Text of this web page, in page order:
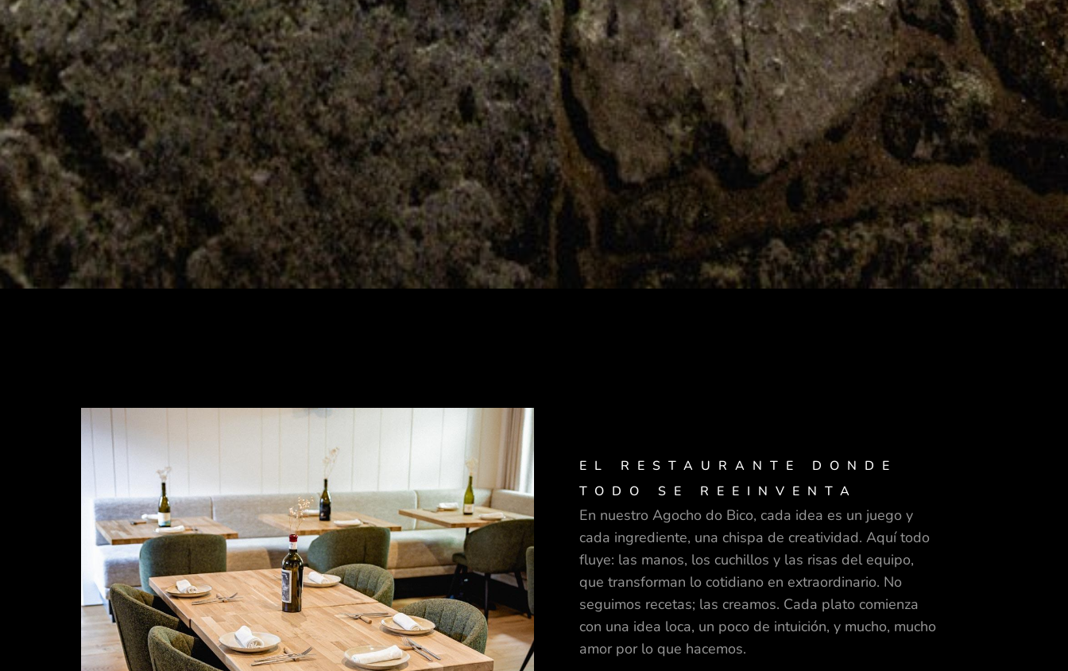
EL RESTAURANTE DONDE
TODO SE REEINVENTA
En nuestro Agocho do Bico, cada idea es un juego y
cada ingrediente, una chispa de creatividad. Aquí todo
fluye: las manos, los cuchillos y las risas del equipo,
que transforman lo cotidiano en extraordinario. No
seguimos recetas; las creamos. Cada plato comienza
con una idea loca, un poco de intuición, y mucho, mucho
amor por lo que hacemos.